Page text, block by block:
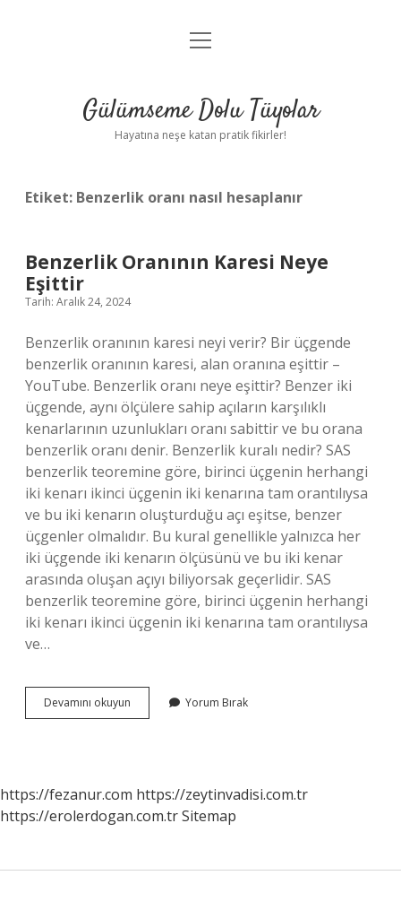
Anasayfa
Yasal Uyarı
menüyü
Gülümseme Dolu Tüyolar
Hayatına neşe katan pratik fikirler!
Etiket: Benzerlik oranı nasıl hesaplanır
Benzerlik Oranının Karesi Neye
Eşittir
Tarih: Aralık 24, 2024
Benzerlik oranının karesi neyi verir? Bir üçgende
benzerlik oranının karesi, alan oranına eşittir –
YouTube. Benzerlik oranı neye eşittir? Benzer iki
üçgende, aynı ölçülere sahip açıların karşılıklı
kenarlarının uzunlukları oranı sabittir ve bu orana
benzerlik oranı denir. Benzerlik kuralı nedir? SAS
benzerlik teoremine göre, birinci üçgenin herhangi
iki kenarı ikinci üçgenin iki kenarına tam orantılıysa
ve bu iki kenarın oluşturduğu açı eşitse, benzer
üçgenler olmalıdır. Bu kural genellikle yalnızca her
iki üçgende iki kenarın ölçüsünü ve bu iki kenar
arasında oluşan açıyı biliyorsak geçerlidir. SAS
benzerlik teoremine göre, birinci üçgenin herhangi
iki kenarı ikinci üçgenin iki kenarına tam orantılıysa
ve…
Devamını okuyun Benzerlik
Oranının
Yorum Bırak
https://fezanur.com https://zeytinvadisi.com.tr
https://erolerdogan.com.trSitemap